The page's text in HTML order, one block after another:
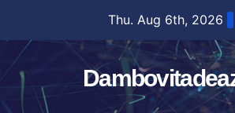
content
Thu. Aug 6th, 2026